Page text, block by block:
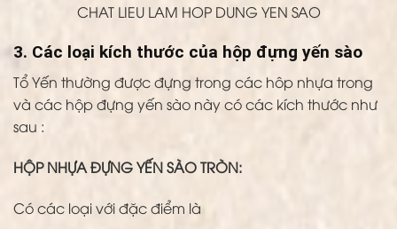
CHAT LIEU LAM HOP DUNG YEN SAO
3. Các loại kích thước của hộp đựng yến sào
Tổ Yến thường được đựng trong các hôp nhựa trong
và các hộp đựng yến sào này có các kích thước như
sau :
HỘP NHỰA ĐỰNG YẾN SÀO TRÒN:
Có các loại với đặc điểm là